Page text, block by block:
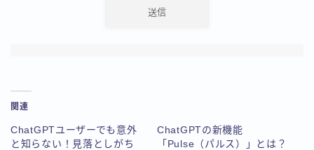
関連
ChatGPTユーザーでも意外
と知らない！見落としがち
ChatGPTの新機能
「Pulse（パルス）」とは？